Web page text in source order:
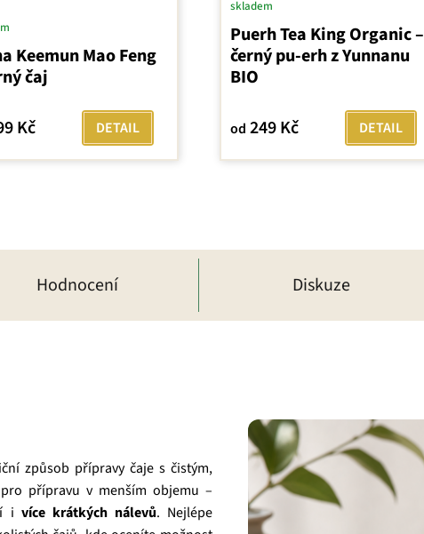
Keemun Mao Feng
čaj
Kč DETAIL
Puerh Tea King Organic –
černý pu-erh z Yunnanu
BIO
skladem
od 249 Kč DETAIL
Hodnocení Diskuze
způsob přípravy čaje s čistým,
přípravu v menším objemu –
i více krátkých nálevů. Nejlépe